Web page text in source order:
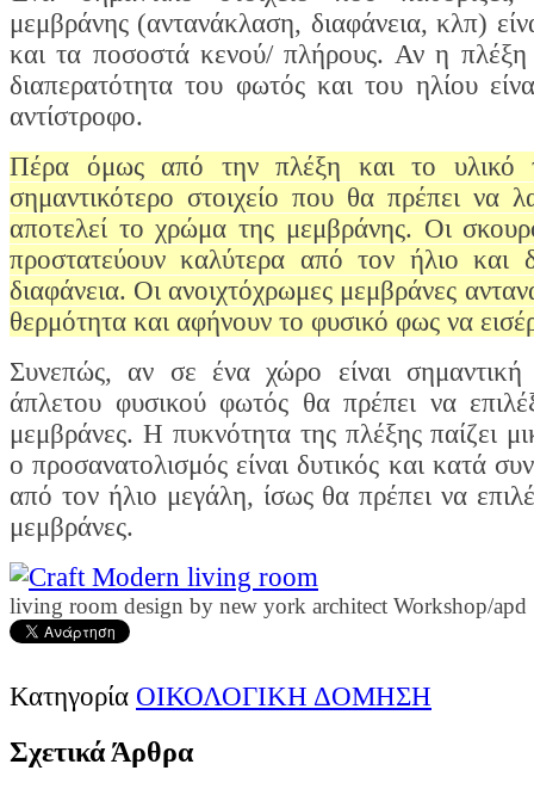
μεμβράνης (αντανάκλαση, διαφάνεια, κλπ)
και τα ποσοστά κενού/ πλήρους. Αν η πλέξη
διαπερατότητα του φωτός και του ηλίου
αντίστροφο.
Πέρα όμως από την πλέξη και το υλικό
σημαντικότερο στοιχείο που θα πρέπει να
αποτελεί το χρώμα της μεμβράνης. Οι
προστατεύουν καλύτερα από τον ήλιο και
διαφάνεια. Οι ανοιχτόχρωμες μεμβράνες
θερμότητα και αφήνουν το φυσικό φως να
Συνεπώς, αν σε ένα χώρο είναι
άπλετου φυσικού φωτός θα πρέπει να
μεμβράνες. Η πυκνότητα της πλέξης παίζει
ο προσανατολισμός είναι δυτικός και κατά
από τον ήλιο μεγάλη, ίσως θα πρέπει να
μεμβράνες.
living room design by new york architect Workshop/apd
Κατηγορία ΟΙΚΟΛΟΓΙΚΗ ΔΟΜΗΣΗ
Σχετικά Άρθρα